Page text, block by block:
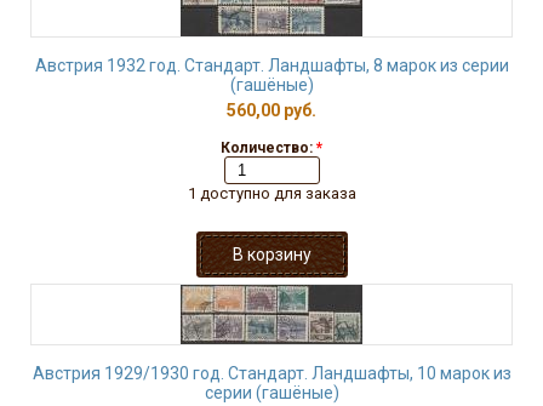
Австрия 1932 год. Стандарт. Ландшафты, 8 марок из серии
(гашёные)
560,00 руб.
Количество: *
1 доступно для заказа
Австрия 1929/1930 год. Стандарт. Ландшафты, 10 марок из
серии (гашёные)